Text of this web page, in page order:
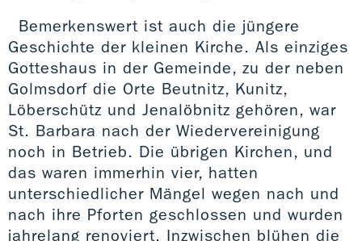
Bemerkenswert ist auch die jüngere
Geschichte der kleinen Kirche. Als einziges
Gotteshaus in der Gemeinde, zu der neben
Golmsdorf die Orte Beutnitz, Kunitz,
Löberschütz und Jenalöbnitz gehören, war
St. Barbara nach der Wiedervereinigung
noch in Betrieb. Die übrigen Kirchen, und
das waren immerhin vier, hatten
unterschiedlicher Mängel wegen nach und
nach ihre Pforten geschlossen und wurden
jahrelang renoviert. Inzwischen blühen die